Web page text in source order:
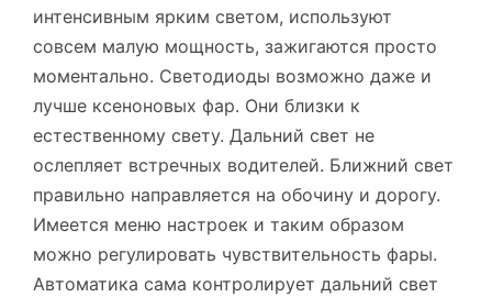
интенсивным ярким светом, используют
совсем малую мощность, зажигаются просто
моментально. Светодиоды возможно даже и
лучше ксеноновых фар. Они близки к
естественному свету. Дальний свет не
ослепляет встречных водителей. Ближний свет
правильно направляется на обочину и дорогу.
Имеется меню настроек и таким образом
можно регулировать чувствительность фары.
Автоматика сама контролирует дальний свет